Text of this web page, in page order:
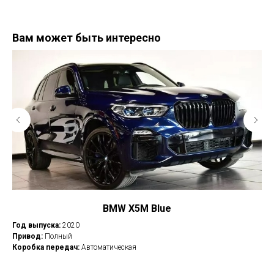
Вам может быть интересно
BMW X5M Blue
Год выпуска: 2020
Привод: Полный
Коробка передач: Автоматическая